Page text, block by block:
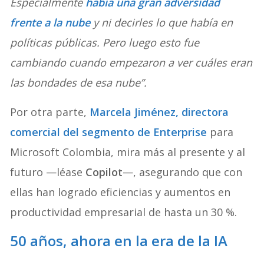
frente a la nubey ni decirles lo que había en
políticas públicas. Pero luego esto fue
cambiando cuando empezaron a ver cuáles eran
las bondades de esa nube”.
Por otra parte, Marcela Jiménez, directora
comercial del segmento de Enterprise para
Microsoft Colombia, mira más al presente y al
futuro —léase Copilot—, asegurando que con
ellas han logrado eficiencias y aumentos en
productividad empresarial de hasta un 30 %.
50 años, ahora en la era de la IA